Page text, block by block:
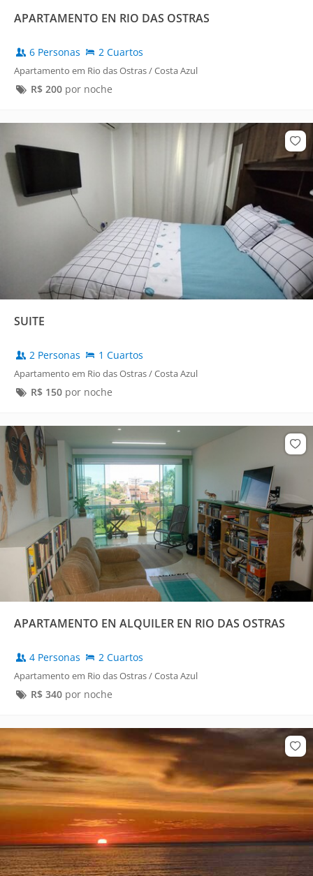
APARTAMENTO EN RIO DAS OSTRAS
6 Personas 2 Cuartos
Apartamento em Rio das Ostras / Costa Azul
R$ 200por noche
SUITE
2 Personas 1 Cuartos
Apartamento em Rio das Ostras / Costa Azul
R$ 150por noche
APARTAMENTO EN ALQUILER EN RIO DAS OSTRAS
4 Personas 2 Cuartos
Apartamento em Rio das Ostras / Costa Azul
R$ 340por noche